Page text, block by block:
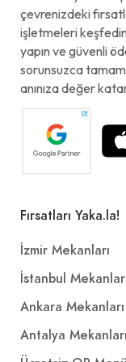
+
+
+
çevrenizdeki
işletmeleri
yapın ve güvenli
sorunsuzca
anınıza değer
Fırsatları Yaka.la!
İzmir Mekanları
İstanbul
Ankara Mekanları
Antalya Mekanları